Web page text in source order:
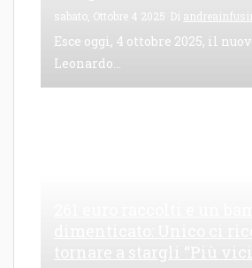
sabato, Ottobre 4 2025 Di
Esce oggi, 4 ottobre 2025, il
Leonardo...